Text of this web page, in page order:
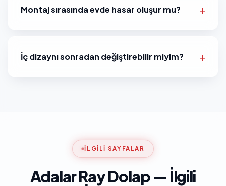
Montaj sırasında evde hasar oluşur mu?
İç dizaynı sonradan değiştirebilir miyim?
İLGILI SAYFALAR
Adalar Ray Dolap — İlgili